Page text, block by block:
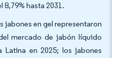
8,79% hasta 2031.
jabones en gel representaron
mercado de jabón líquido
Latina en 2025; los jabones